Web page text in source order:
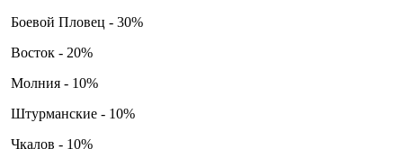
Боевой Пловец - 30%
Восток - 20%
Молния - 10%
Штурманские - 10%
Чкалов - 10%